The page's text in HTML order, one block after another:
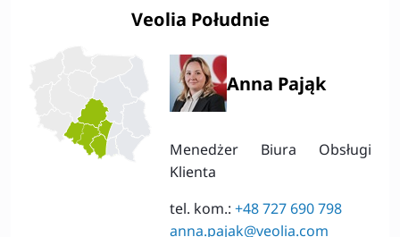
Veolia Południe
Anna Pająk
Menedżer Biura Obsługi
Klienta
tel. kom.:+48 727 690 798
anna.pajak@veolia.com